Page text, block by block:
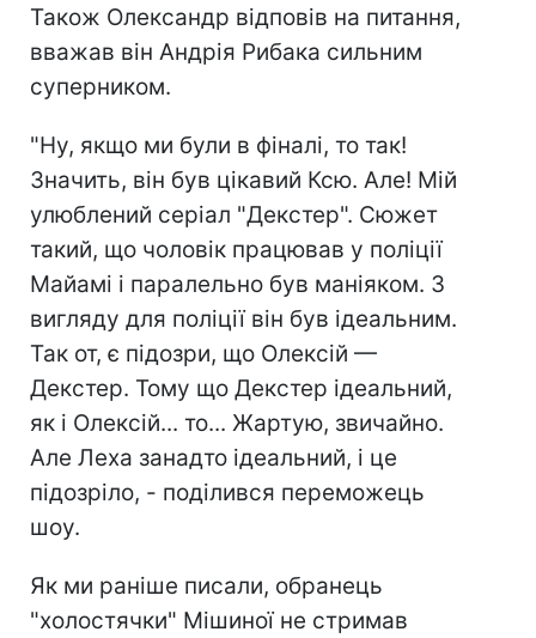
Також Олександр відповів на питання,
вважав він Андрія Рибака сильним
суперником.
"Ну, якщо ми були в фіналі, то так!
Значить, він був цікавий Ксю. Але! Мій
улюблений серіал "Декстер". Сюжет
такий, що чоловік працював у поліції
Майамі і паралельно був маніяком. З
вигляду для поліції він був ідеальним.
Так от, є підозри, що Олексій —
Декстер. Тому що Декстер ідеальний,
як і Олексій... то... Жартую, звичайно.
Але Леха занадто ідеальний, і це
підозріло, - поділився переможець
шоу.
Як ми раніше писали, обранець
"холостячки" Мішиної не стримав